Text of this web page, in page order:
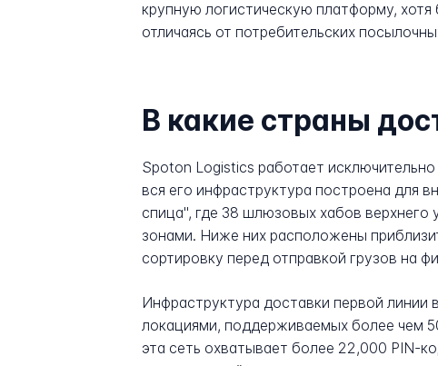
крупную логистическую платформу,
отличаясь от потребительских
В какие страны
Spoton Logistics работает
вся его инфраструктура построена для
спица", где 38 шлюзовых хабов
зонами. Ниже них расположены
сортировку перед отправкой грузов на
Инфраструктура доставки первой
локациями, поддерживаемых более чем
эта сеть охватывает более 22,000 PIN-